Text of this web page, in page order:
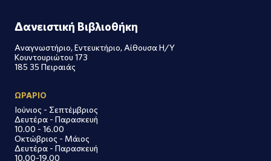
Δανειστική Βιβλιοθήκη
Αναγνωστήριο, Εντευκτήριο, Αίθουσα Η/Υ
Κουντουριώτου 173
185 35 Πειραιάς
ΩΡΑΡΙΟ
Ιούνιος - Σεπτέμβριος
Δευτέρα - Παρασκευή
10.00 - 16.00
Οκτώβριος - Μάιος
Δευτέρα - Παρασκευή
10.00-19.00